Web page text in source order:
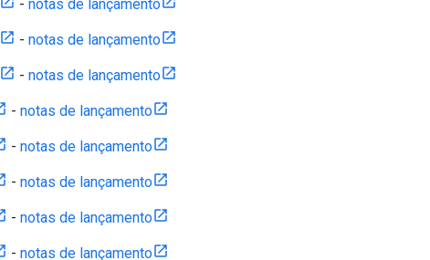
- notas de lançamento
- notas de lançamento
- notas de lançamento
- notas de lançamento
- notas de lançamento
- notas de lançamento
- notas de lançamento
- notas de lançamento